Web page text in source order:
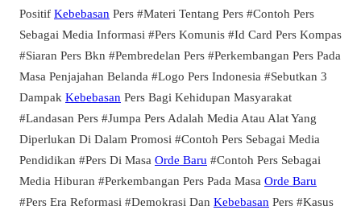
Positif Kebebasan Pers #Materi Tentang Pers #Contoh Pers
Sebagai Media Informasi #Pers Komunis #Id Card Pers Kompas
#Siaran Pers Bkn #Pembredelan Pers #Perkembangan Pers Pada
Masa Penjajahan Belanda #Logo Pers Indonesia #Sebutkan 3
Dampak Kebebasan Pers Bagi Kehidupan Masyarakat
#Landasan Pers #Jumpa Pers Adalah Media Atau Alat Yang
Diperlukan Di Dalam Promosi #Contoh Pers Sebagai Media
Pendidikan #Pers Di Masa Orde Baru #Contoh Pers Sebagai
Media Hiburan #Perkembangan Pers Pada Masa Orde Baru
#Pers Era Reformasi #Demokrasi Dan Kebebasan Pers #Kasus